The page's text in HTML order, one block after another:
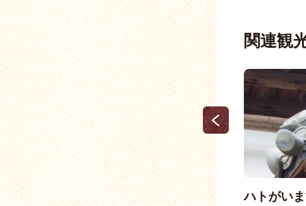
関連観
江戸時代へ、タイムトリップ
ハトがい